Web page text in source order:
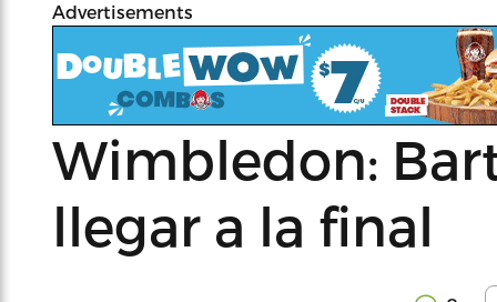
Advertisements
Wimbledon:
llegar a la final